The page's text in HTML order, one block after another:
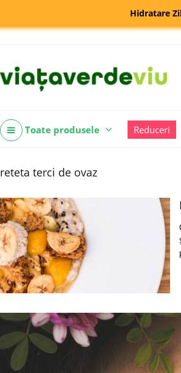
Hidratare
Toate produsele Reduceri
reteta terci de ovaz